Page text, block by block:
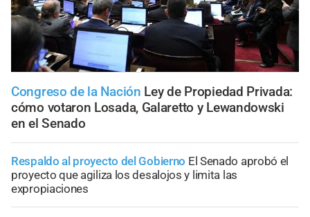
Congreso de la Nación Ley de Propiedad Privada:
cómo votaron Losada, Galaretto y Lewandowski
en el Senado
Respaldo al proyecto del Gobierno El Senado aprobó el
proyecto que agiliza los desalojos y limita las
expropiaciones